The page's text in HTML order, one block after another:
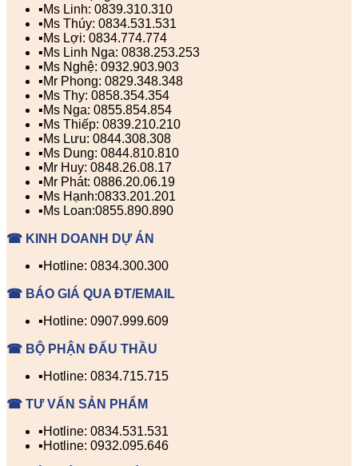
▪️Ms Linh: 0839.310.310
▪️Ms Thúy: 0834.531.531
▪️Ms Lợi: 0834.774.774
▪️Ms Linh Nga: 0838.253.253
▪️Ms Nghệ: 0932.903.903
▪️Mr Phong: 0829.348.348
▪️Ms Thy: 0858.354.354
▪️Ms Nga: 0855.854.854
▪️Ms Thiếp: 0839.210.210
▪️Ms Lưu: 0844.308.308
▪️Ms Dung: 0844.810.810
▪️Mr Huy: 0848.26.08.17
▪️Mr Phát: 0886.20.06.19
▪️Ms Hạnh:0833.201.201
▪️Ms Loan:0855.890.890
☎ KINH DOANH DỰ ÁN
▪️Hotline: 0834.300.300
☎ BÁO GIÁ QUA ĐT/EMAIL
▪️Hotline: 0907.999.609
☎ BỘ PHẬN ĐẤU THẦU
▪️Hotline: 0834.715.715
☎ TƯ VẤN SẢN PHẨM
▪️Hotline: 0834.531.531
▪️Hotline: 0932.095.646